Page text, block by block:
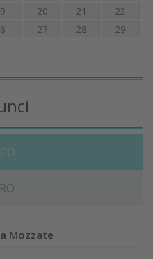
20 21
22
27 28
29
Mozzate